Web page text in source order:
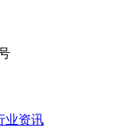
业资讯